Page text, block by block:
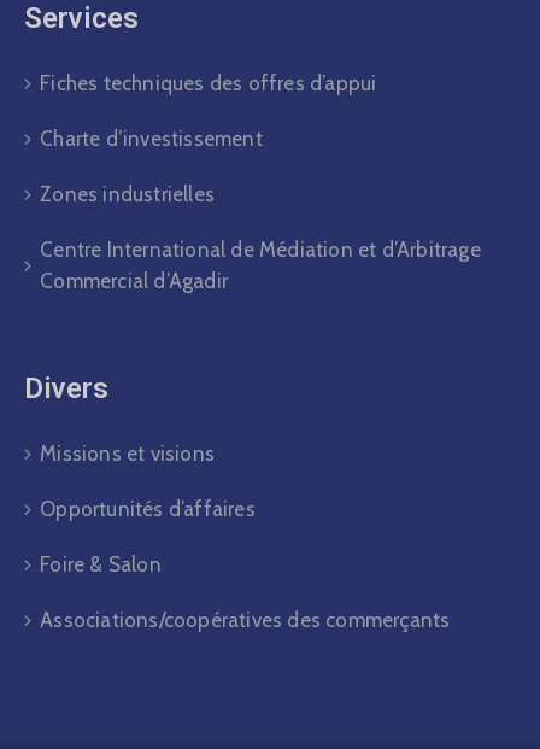
Services
Fiches techniques des offres d’appui
Charte d’investissement
Zones industrielles
Centre International de Médiation et d’Arbitrage
Commercial d’Agadir
Divers​
Missions et visions
Opportunités d’affaires
Foire & Salon
Associations/coopératives des commerçants